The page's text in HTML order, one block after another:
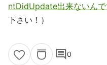
ntDidUpdate出来ないんで
下さい！）
comment0